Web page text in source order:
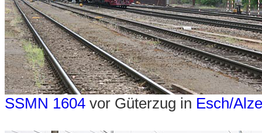
SSMN 1604 vor Güterzug in Esch/